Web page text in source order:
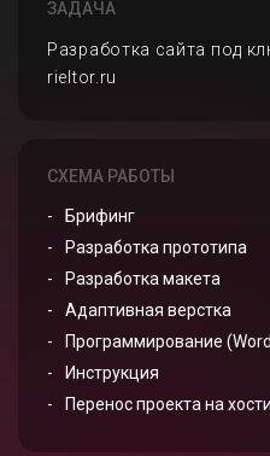
ЗАДАЧА
Разработка сайта под
rieltor.ru
СХЕМА РАБОТЫ
Брифинг
Разработка прототипа
Разработка макета
Адаптивная верстка
Программирование
Инструкция
Перенос проекта на